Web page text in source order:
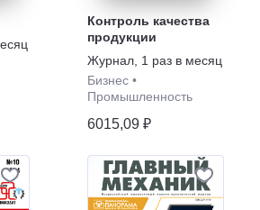
Контроль качества
продукции
Журнал 1 раз в месяц
Бизнес •
Промышленность
6015,09 ₽